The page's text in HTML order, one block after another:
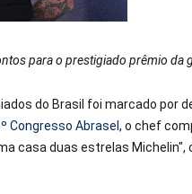
para o prestigiado prêmio da
do Brasil foi marcado por
Congresso Abrasel , o chef
casa duas estrelas Michelin",